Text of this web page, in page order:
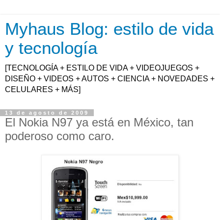
Myhaus Blog: estilo de vida
y tecnología
[TECNOLOGÍA + ESTILO DE VIDA + VIDEOJUEGOS +
DISEÑO + VIDEOS + AUTOS + CIENCIA + NOVEDADES +
CELULARES + MÁS]
13 de agosto de 2009
El Nokia N97 ya está en México, tan
poderoso como caro.